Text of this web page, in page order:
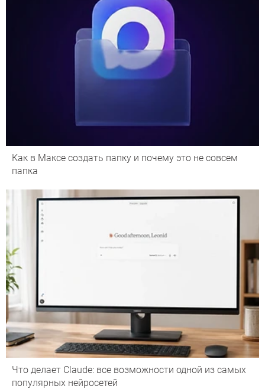
Как в Максе создать папку и почему это не совсем
папка
Что делает Сlaude: все возможности одной из самых
популярных нейросетей